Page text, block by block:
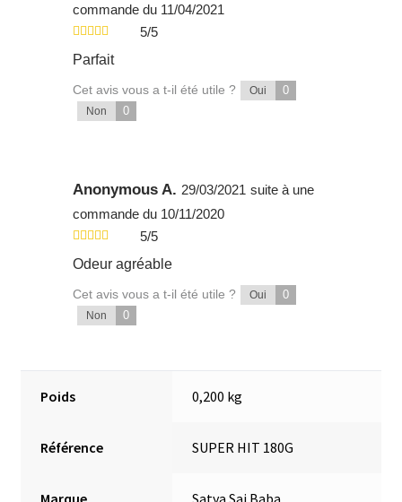
commande du 11/04/2021
5/5
Parfait
Cet avis vous a t-il été utile ? Oui 0
Non 0
Anonymous A. 29/03/2021 suite à une
commande du 10/11/2020
5/5
Odeur agréable
Cet avis vous a t-il été utile ? Oui 0
Non 0
Poids 0,200 kg
Référence SUPER HIT 180G
Marque Satya Sai Baba